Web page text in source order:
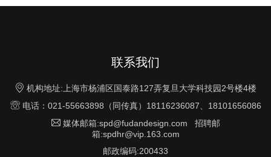
联系我们
 机构地址:上海市杨浦区国泰路127弄复旦大学科技园2号楼4楼
电话：021-55663898（同传真）18116236087、18101656086
 媒体邮箱:spd@fudandesign.com 招聘邮
箱:spdhr@vip.163.com
邮政编码:200433